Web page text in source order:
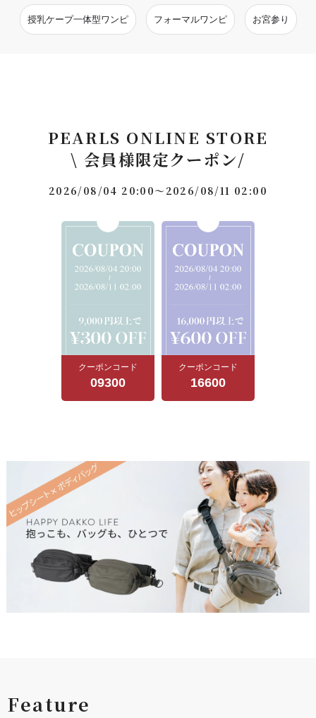
授乳ケープ一体型ワンピ フォーマルワンピ お宮参り
PEARLS ONLINE STORE
\ 会員様限定クーポン/
2026/08/04 20:00～2026/08/11 02:00
クーポンコード
09300
クーポンコード
16600
Feature